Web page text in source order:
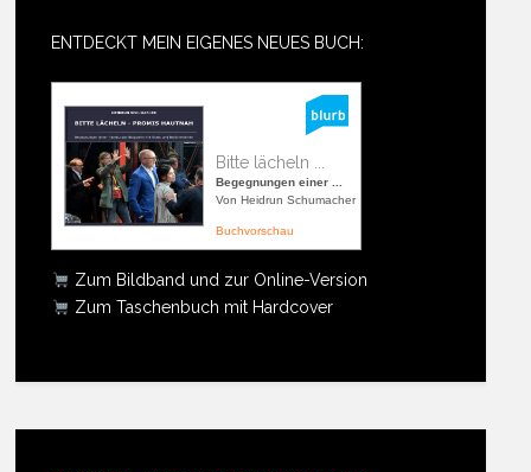
ENTDECKT MEIN EIGENES NEUES BUCH:
Bitte lächeln ...
Begegnungen einer ...
Von Heidrun Schumacher
Buchvorschau
Zum Bildband und zur Online-Version
Zum Taschenbuch mit Hardcover